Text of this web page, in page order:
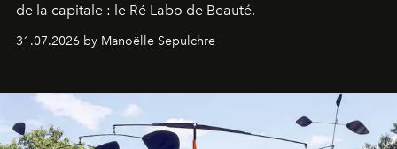
de la capitale : le Ré Labo de Beauté.
31.07.2026 by Manoëlle Sepulchre